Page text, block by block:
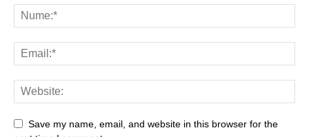
Save my name, email, and website in this browser for the